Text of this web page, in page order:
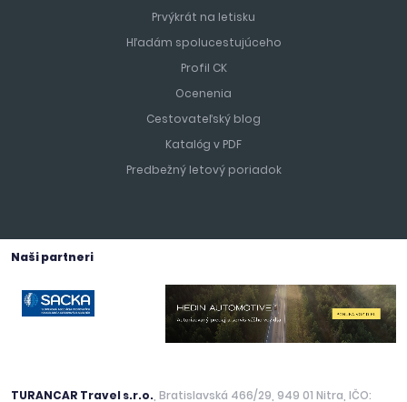
Prvýkrát na letisku
Hľadám spolucestujúceho
Profil CK
Ocenenia
Cestovateľský blog
Katalóg v PDF
Predbežný letový poriadok
Naši partneri
TURANCAR Travel s.r.o. , Bratislavská 466/29, 949 01 Nitra, IČO: